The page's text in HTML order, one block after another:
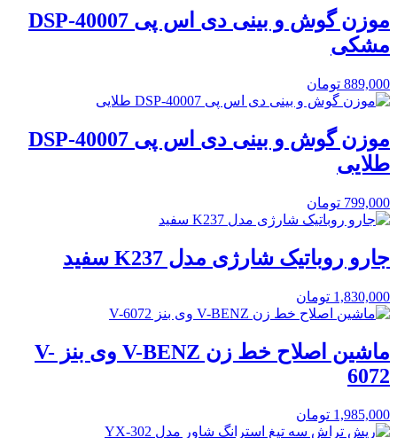
موزن گوش و بینی دی اس پی DSP-40007
مشکی
889,000 تومان
موزن گوش و بینی دی اس پی DSP-40007
طلایی
799,000 تومان
جارو روباتیک شارژی مدل K237 سفید
1,830,000 تومان
ماشین اصلاح خط زن V-BENZ وی بنز V-
6072
1,985,000 تومان